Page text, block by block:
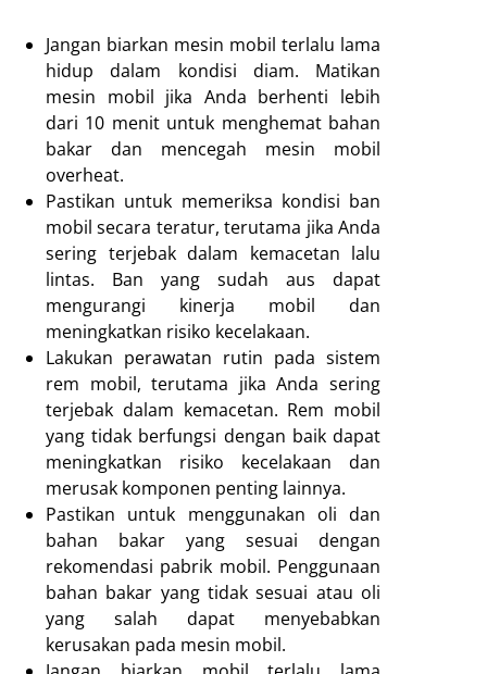
Jangan biarkan mesin mobil terlalu lama
hidup dalam kondisi diam. Matikan
mesin mobil jika Anda berhenti lebih
dari 10 menit untuk menghemat bahan
bakar dan mencegah mesin mobil
overheat.
Pastikan untuk memeriksa kondisi ban
mobil secara teratur, terutama jika Anda
sering terjebak dalam kemacetan lalu
lintas. Ban yang sudah aus dapat
mengurangi kinerja mobil dan
meningkatkan risiko kecelakaan.
Lakukan perawatan rutin pada sistem
rem mobil, terutama jika Anda sering
terjebak dalam kemacetan. Rem mobil
yang tidak berfungsi dengan baik dapat
meningkatkan risiko kecelakaan dan
merusak komponen penting lainnya.
Pastikan untuk menggunakan oli dan
bahan bakar yang sesuai dengan
rekomendasi pabrik mobil. Penggunaan
bahan bakar yang tidak sesuai atau oli
yang salah dapat menyebabkan
kerusakan pada mesin mobil.